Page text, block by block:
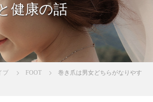
健康の話
ブ FOOT
巻き爪は男女どちらがなりやす